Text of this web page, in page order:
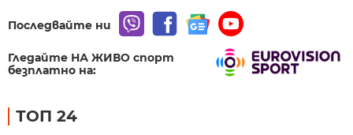
Последвайте ни
Гледайте НА ЖИВО спорт
безплатно на:
ТОП 24